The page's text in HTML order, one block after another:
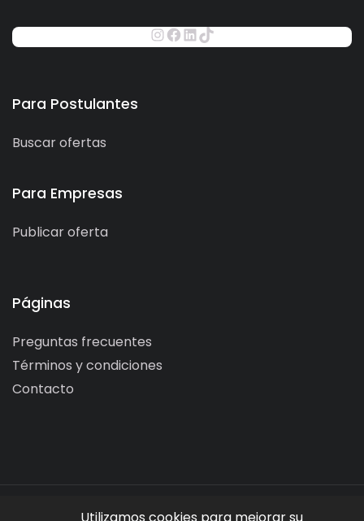
Para Postulantes
Buscar ofertas
Para Empresas
Publicar oferta
Páginas
Preguntas frecuentes
Términos y condiciones
Contacto